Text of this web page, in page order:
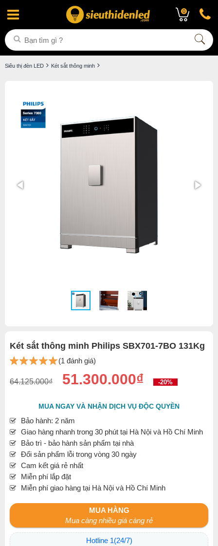
0
Siêu thị đèn LED Két sắt thông minh
Két sắt thông minh Philips SBX701-7BO 131Kg
(1 đánh giá)
64.125.000₫ 51.300.000₫ -20%
MUA NGAY VÀ NHẬN DỊCH VỤ ĐỘC QUYỀN
Bảo hành: 2 năm
Giao hàng nhanh trong 30 phút tại Hà Nội và Hồ Chí Minh
Bảo trì - bảo hành sản phẩm tại nhà
Đổi sản phẩm lỗi trong vòng 30 ngày
Cam kết giá rẻ nhất
Miễn phí lắp đặt
Miễn phí giao hàng tại Hà Nội và Hồ Chí Minh
MUA HÀNG
Mua càng nhiều giá càng rẻ
Hotline 1(24/7)